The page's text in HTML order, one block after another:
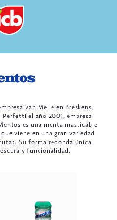
Van Melle en Breskens,
el año 2001, empresa
es una menta masticable
viene en una gran variedad
Su forma redonda única
y funcionalidad.